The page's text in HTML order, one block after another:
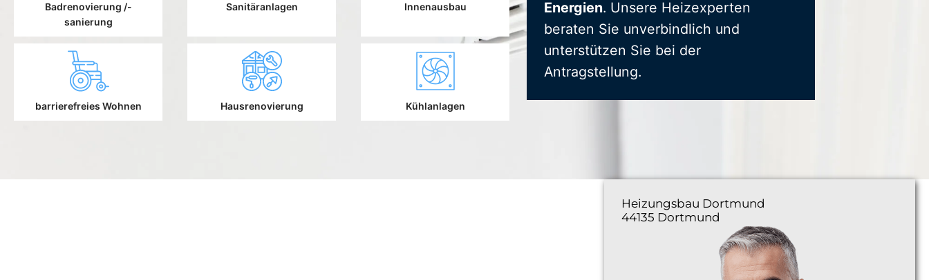
Badrenovierung /-
sanierung
Sanitäranlagen Innenausbau
barrierefreies Wohnen Hausrenovierung Kühlanlagen
Energien. Unsere Heizexperten
beraten Sie unverbindlich und
unterstützen Sie bei der
Antragstellung.
Heizungsbau Dortmund
44135 Dortmund